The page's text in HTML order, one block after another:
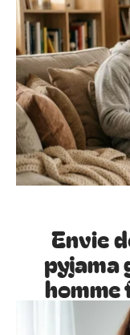
Envie
pyjama